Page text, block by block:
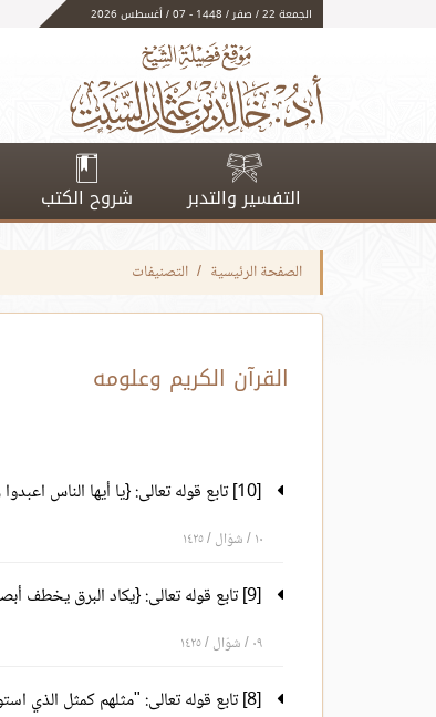
الجمعة 22 / صفر / 1448 - 07 / أغسطس 2026
التفسير والتدبر شروح الكتب
الصفحة الرئيسية التصنيفات
القرآن الكريم وعلومه
[10] تابع قوله تعالى: {يا أيها الناس اعبدوا ربكم} الآية 21 إلى قوله تعالى: {وإن كنتم في ريب} الآية 23.
١٠ / شوّال / ١٤٢٥
[9] تابع قوله تعالى: {يكاد البرق يخطف أبصارهم } الآية20 إلى قوله تعالى: {يا أيها الناس اعبدوا ربكم} الآية 21
٠٩ / شوّال / ١٤٢٥
[8] تابع قوله تعالى: "مثلهم كمثل الذي استوقد نارا" الآية 17 إلى قوله تعالى: "يكاد البرق يخطف أبصارهم" الآية 20